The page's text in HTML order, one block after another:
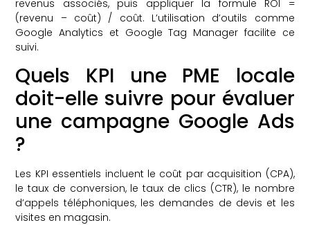
revenus associés, puis appliquer la formule ROI =
(revenu – coût) / coût. L’utilisation d’outils comme
Google Analytics et Google Tag Manager facilite ce
suivi.
Quels KPI une PME locale
doit-elle suivre pour évaluer
une campagne Google Ads
?
Les KPI essentiels incluent le coût par acquisition (CPA),
le taux de conversion, le taux de clics (CTR), le nombre
d’appels téléphoniques, les demandes de devis et les
visites en magasin.